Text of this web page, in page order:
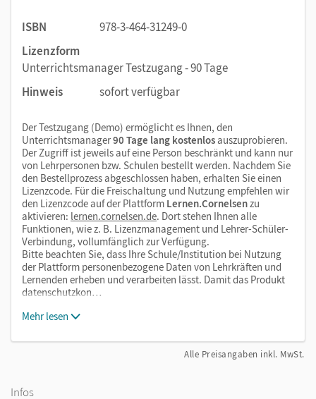
ISBN
978-3-464-31249-0
Lizenzform
Unterrichtsmanager Testzugang - 90 Tage
Hinweis
sofort verfügbar
Der Testzugang (Demo) ermöglicht es Ihnen, den
Unterrichtsmanager90 Tage lang kostenlosauszuprobieren.
Der Zugriff ist jeweils auf eine Person beschränkt und kann nur
von Lehrpersonen bzw. Schulen bestellt werden. Nachdem Sie
den Bestellprozess abgeschlossen haben, erhalten Sie einen
Lizenzcode. Für die Freischaltung und Nutzung empfehlen wir
den Lizenzcode auf der Plattform Lernen.Cornelsenzu
aktivieren: lernen.cornelsen.de. Dort stehen Ihnen alle
Funktionen, wie z. B. Lizenzmanagement und Lehrer-Schüler-
Verbindung, vollumfänglich zur Verfügung.
Bitte beachten Sie, dass Ihre Schule/Institution bei Nutzung
der Plattform personenbezogene Daten von Lehrkräften und
Lernenden erheben und verarbeiten lässt. Damit das Produkt
datenschutzkon…
Mehr lesen
Alle Preisangaben inkl. MwSt.
Infos